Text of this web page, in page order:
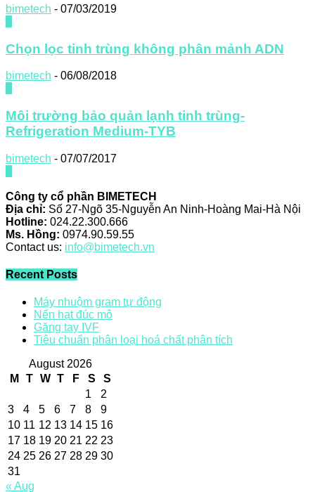
bimetech - 07/03/2019
Chọn lọc tinh trùng không phân mảnh ADN
bimetech - 06/08/2018
Môi trường bảo quản lạnh tinh trùng-
Refrigeration Medium-TYB
bimetech - 07/07/2017
Công ty cổ phần BIMETECH
Địa chỉ: Số 27-Ngõ 35-Nguyễn An Ninh-Hoàng Mai-Hà Nội
Hotline: 024.22.300.666
Ms. Hồng: 0974.90.59.55
Contact us: info@bimetech.vn
Recent Posts
Máy nhuộm gram tự động
Nến hạt đúc mô
Găng tay IVF
Tiêu chuẩn phân loại hoá chất phân tích
August 2026
M
T W T F S
S
1
2
3
4 5 6 7 8
9
10 11 12 13 14 15 16
17 18 19 20 21 22 23
24 25 26 27 28 29 30
31
« Aug